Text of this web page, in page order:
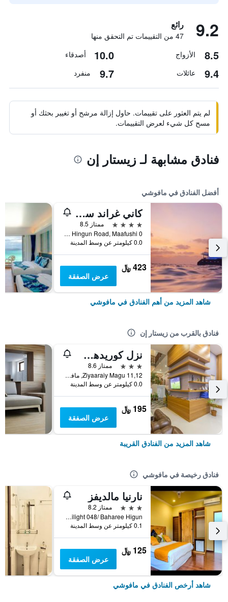
9.2 رائع
47 من التقييمات تم التحقق منها
8.5 الأزواج 10.0 أصدقاء
9.4 عائلات 9.7 منفرد
لم يتم العثور على تقييمات. حاول إزالة مرشح أو تغيير بحثك أو
مسح كل شيء لعرض التقييمات.
فنادق مشابهة لـ زيستار إن
أفضل الفنادق في مافوشي
كاني غراند سي فيو
4 نجوم
ممتاز 8.5
Aabaadhee Hingun Road, Maafushi 0, مافوشي, جزر المالديف
0.0 كيلومتر عن وسط المدينة
423 ﷼
عرض الصفقة
شاهد المزيد من أهم الفنادق في مافوشي
فنادق بالقرب من زيستار إن
نزل كوريدهي بيتش
3 نجوم
ممتاز 8.6
11,12 Ziyaaraiy Magu, مافوشي, جزر المالديف
0.0 كيلومتر عن وسط المدينة
195 ﷼
عرض الصفقة
شاهد المزيد من الفنادق القريبة
فنادق رخيصة في مافوشي
نارنيا مالديفز
3 نجوم
ممتاز 8.2
Twilight 048/ Baharee Higun, مافوشي, جزر المالديف
0.1 كيلومتر عن وسط المدينة
125 ﷼
عرض الصفقة
شاهد أرخص الفنادق في مافوشي